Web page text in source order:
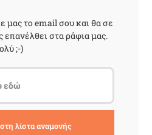
μας το email σου και θα σε
επανέλθει στα ράφια μας.
;-)